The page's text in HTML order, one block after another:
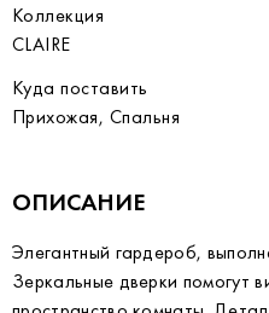
Коллекция
CLAIRE
Куда поставить
Прихожая, Спальня
ОПИСАНИЕ
Элегантный гардероб,
Зеркальные дверки помогут